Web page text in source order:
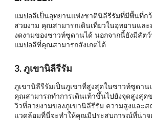
แมปอลีเป็นอุทยานแห่งชาตินิลีรีรัมที่มีพื้นที่ก
สวยงาม คุณสามารถเดินเที่ยวในอุทยานแล
งดงามของซาวท์ซูดานได้ นอกจากนี้ยังมีสัต
แมปอลีที่คุณสามารถสังเกตได้
3. ภูเขานิลีรีรัม
ภูเขานิลีรีรัมเป็นภูเขาที่สูงสุดในซาวท์ซูดาน
คุณสามารถทำการเดินเท้าขึ้นไปยังจุดสูงสุด
วิวที่สวยงามของภูเขานิลีรีรัม ความสูงและ
แวดล้อมที่นี่จะทำให้คุณมีประสบการณ์ที่น่าจ